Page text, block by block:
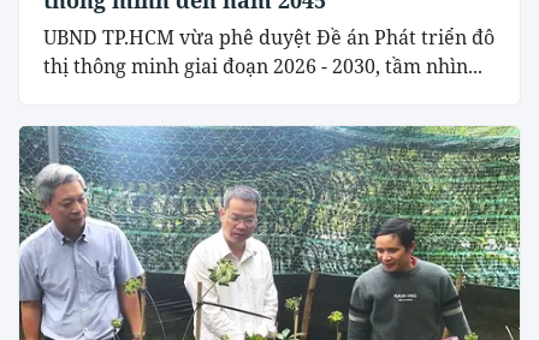
UBND TP.HCM vừa phê duyệt Đề án Phát triển đô
thị thông minh giai đoạn 2026 - 2030, tầm nhìn...